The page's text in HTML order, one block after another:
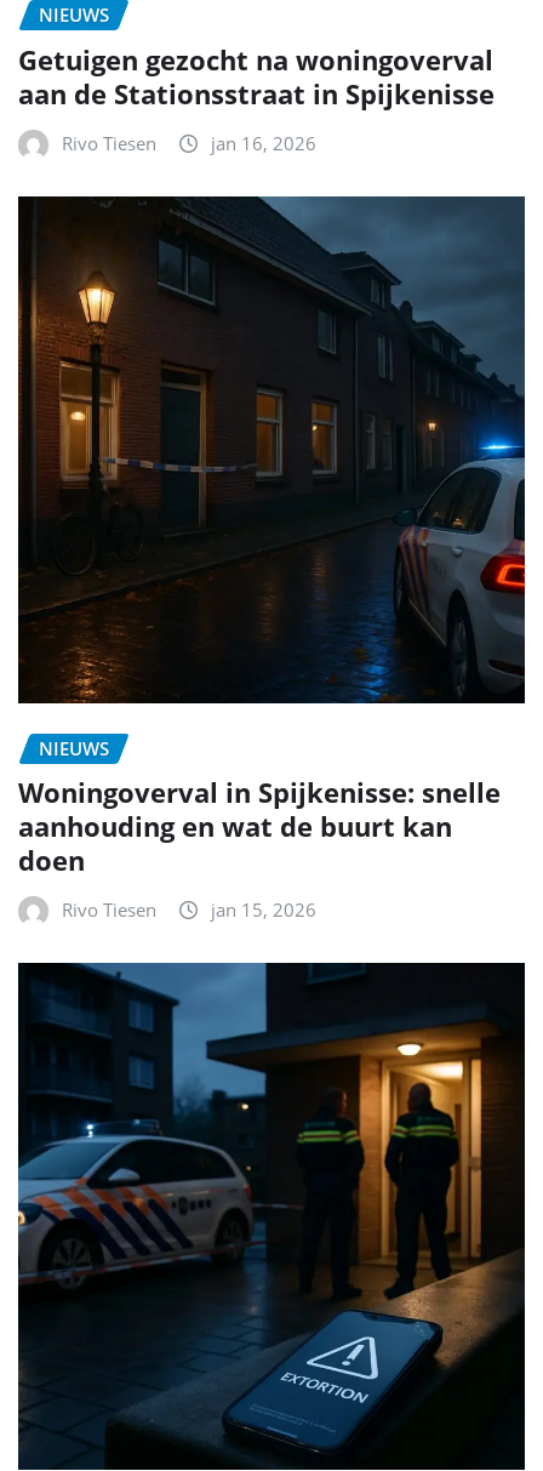
NIEUWS
Getuigen gezocht na woningoverval
aan de Stationsstraat in Spijkenisse
Rivo Tiesen jan 16, 2026
NIEUWS
Woningoverval in Spijkenisse: snelle
aanhouding en wat de buurt kan
doen
Rivo Tiesen jan 15, 2026